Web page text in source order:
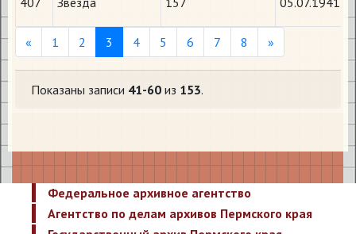
« Previous
1 2 3 4 5 6 7 8 »
Показаны записи 41-60 из 153.
Федеральное архивное агентство
Агентство по делам архивов Пермского края